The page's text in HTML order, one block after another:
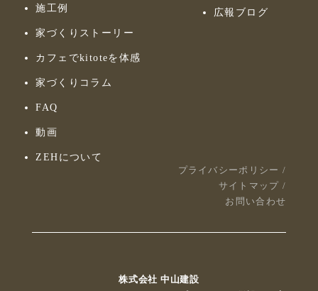
施工例
家づくりストーリー
カフェでkitoteを体感
家づくりコラム
FAQ
動画
ZEHについて
広報ブログ
プライバシーポリシー /
サイトマップ /
お問い合わせ
株式会社 中山建設